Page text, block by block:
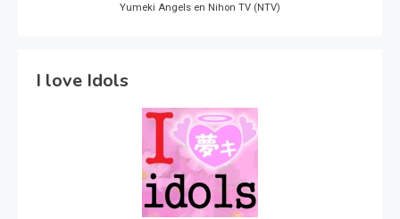
Yumeki Angels en Nihon TV (NTV)
I love Idols